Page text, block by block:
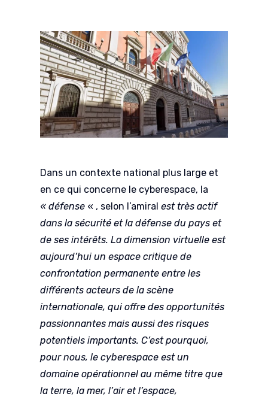
Dans un contexte national plus large et
en ce qui concerne le cyberespace, la
« défense« , selon l’amiral est très actif
dans la sécurité et la défense du pays et
de ses intérêts. La dimension virtuelle est
aujourd’hui un espace critique de
confrontation permanente entre les
différents acteurs de la scène
internationale, qui offre des opportunités
passionnantes mais aussi des risques
potentiels importants. C’est pourquoi,
pour nous, le cyberespace est un
domaine opérationnel au même titre que
la terre, la mer, l’air et l’espace,